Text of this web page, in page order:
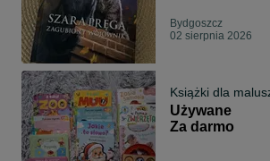
Bydgoszcz
02 sierpnia 2026
Książki dla
Używane
Za darmo